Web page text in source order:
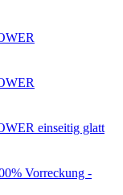
einseitig glatt
Vorreckung -